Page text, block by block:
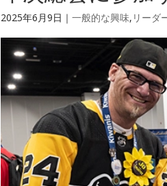
2025年6月9日 ｜ 一般的な興味, リーダ